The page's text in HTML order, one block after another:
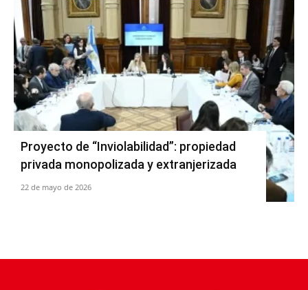
Proyecto de “Inviolabilidad”: propiedad
privada monopolizada y extranjerizada
22 de mayo de 2026